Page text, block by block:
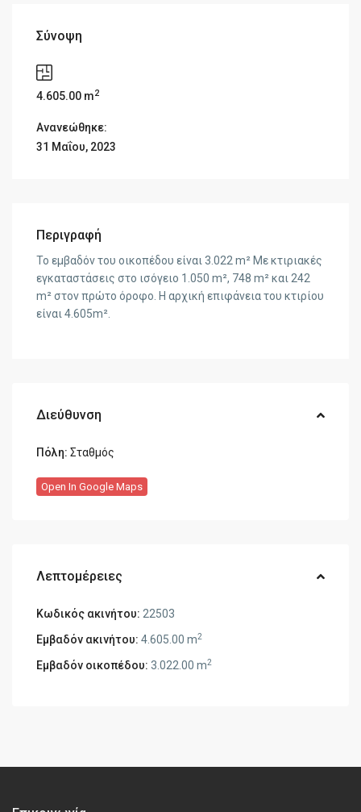
Σύνοψη
4.605.00 m2
Ανανεώθηκε:
31 Μαΐου, 2023
Περιγραφή
Το εμβαδόν του οικοπέδου είναι 3.022 m² Με κτιριακές
εγκαταστάσεις στο ισόγειο 1.050 m², 748 m² και 242
m² στον πρώτο όροφο. Η αρχική επιφάνεια του κτιρίου
είναι 4.605m².
Διεύθυνση
Πόλη: Σταθμός
Open In Google Maps
Λεπτομέρειες
Κωδικός ακινήτου: 22503
Εμβαδόν ακινήτου: 4.605.00 m2
Εμβαδόν οικοπέδου: 3.022.00 m2